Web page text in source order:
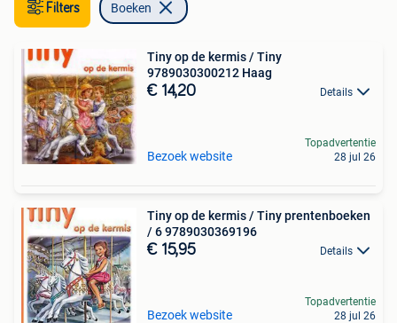
Filters Boeken
Tiny op de kermis / Tiny
9789030300212 Haag
€ 14,20 Details
Bezoek website
Topadvertentie
28 jul 26
Tiny op de kermis / Tiny prentenboeken
/ 6 9789030369196
€ 15,95 Details
Bezoek website
Topadvertentie
28 jul 26